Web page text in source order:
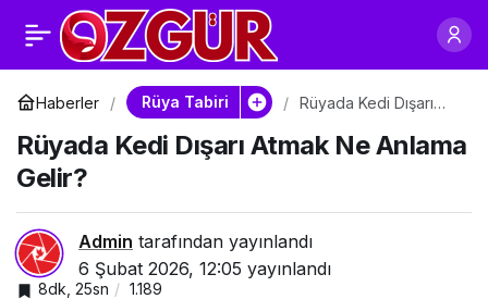
Haberler Rüya Tabiri
Rüyada Kedi Dışarı
Gelir?
Rüyada Kedi Dışarı Atmak Ne Anlama
Gelir?
Admin tarafından yayınlandı
6 Şubat 2026, 12:05 yayınlandı
8dk, 25sn 1.189
Rüyada Kırmızı Kedi
Görmek Ne Anlama
Gelir?
Paylaş